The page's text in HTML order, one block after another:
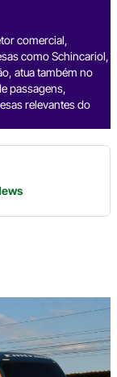
comercial,
como Schincariol,
atua também no
passagens,
relevantes do